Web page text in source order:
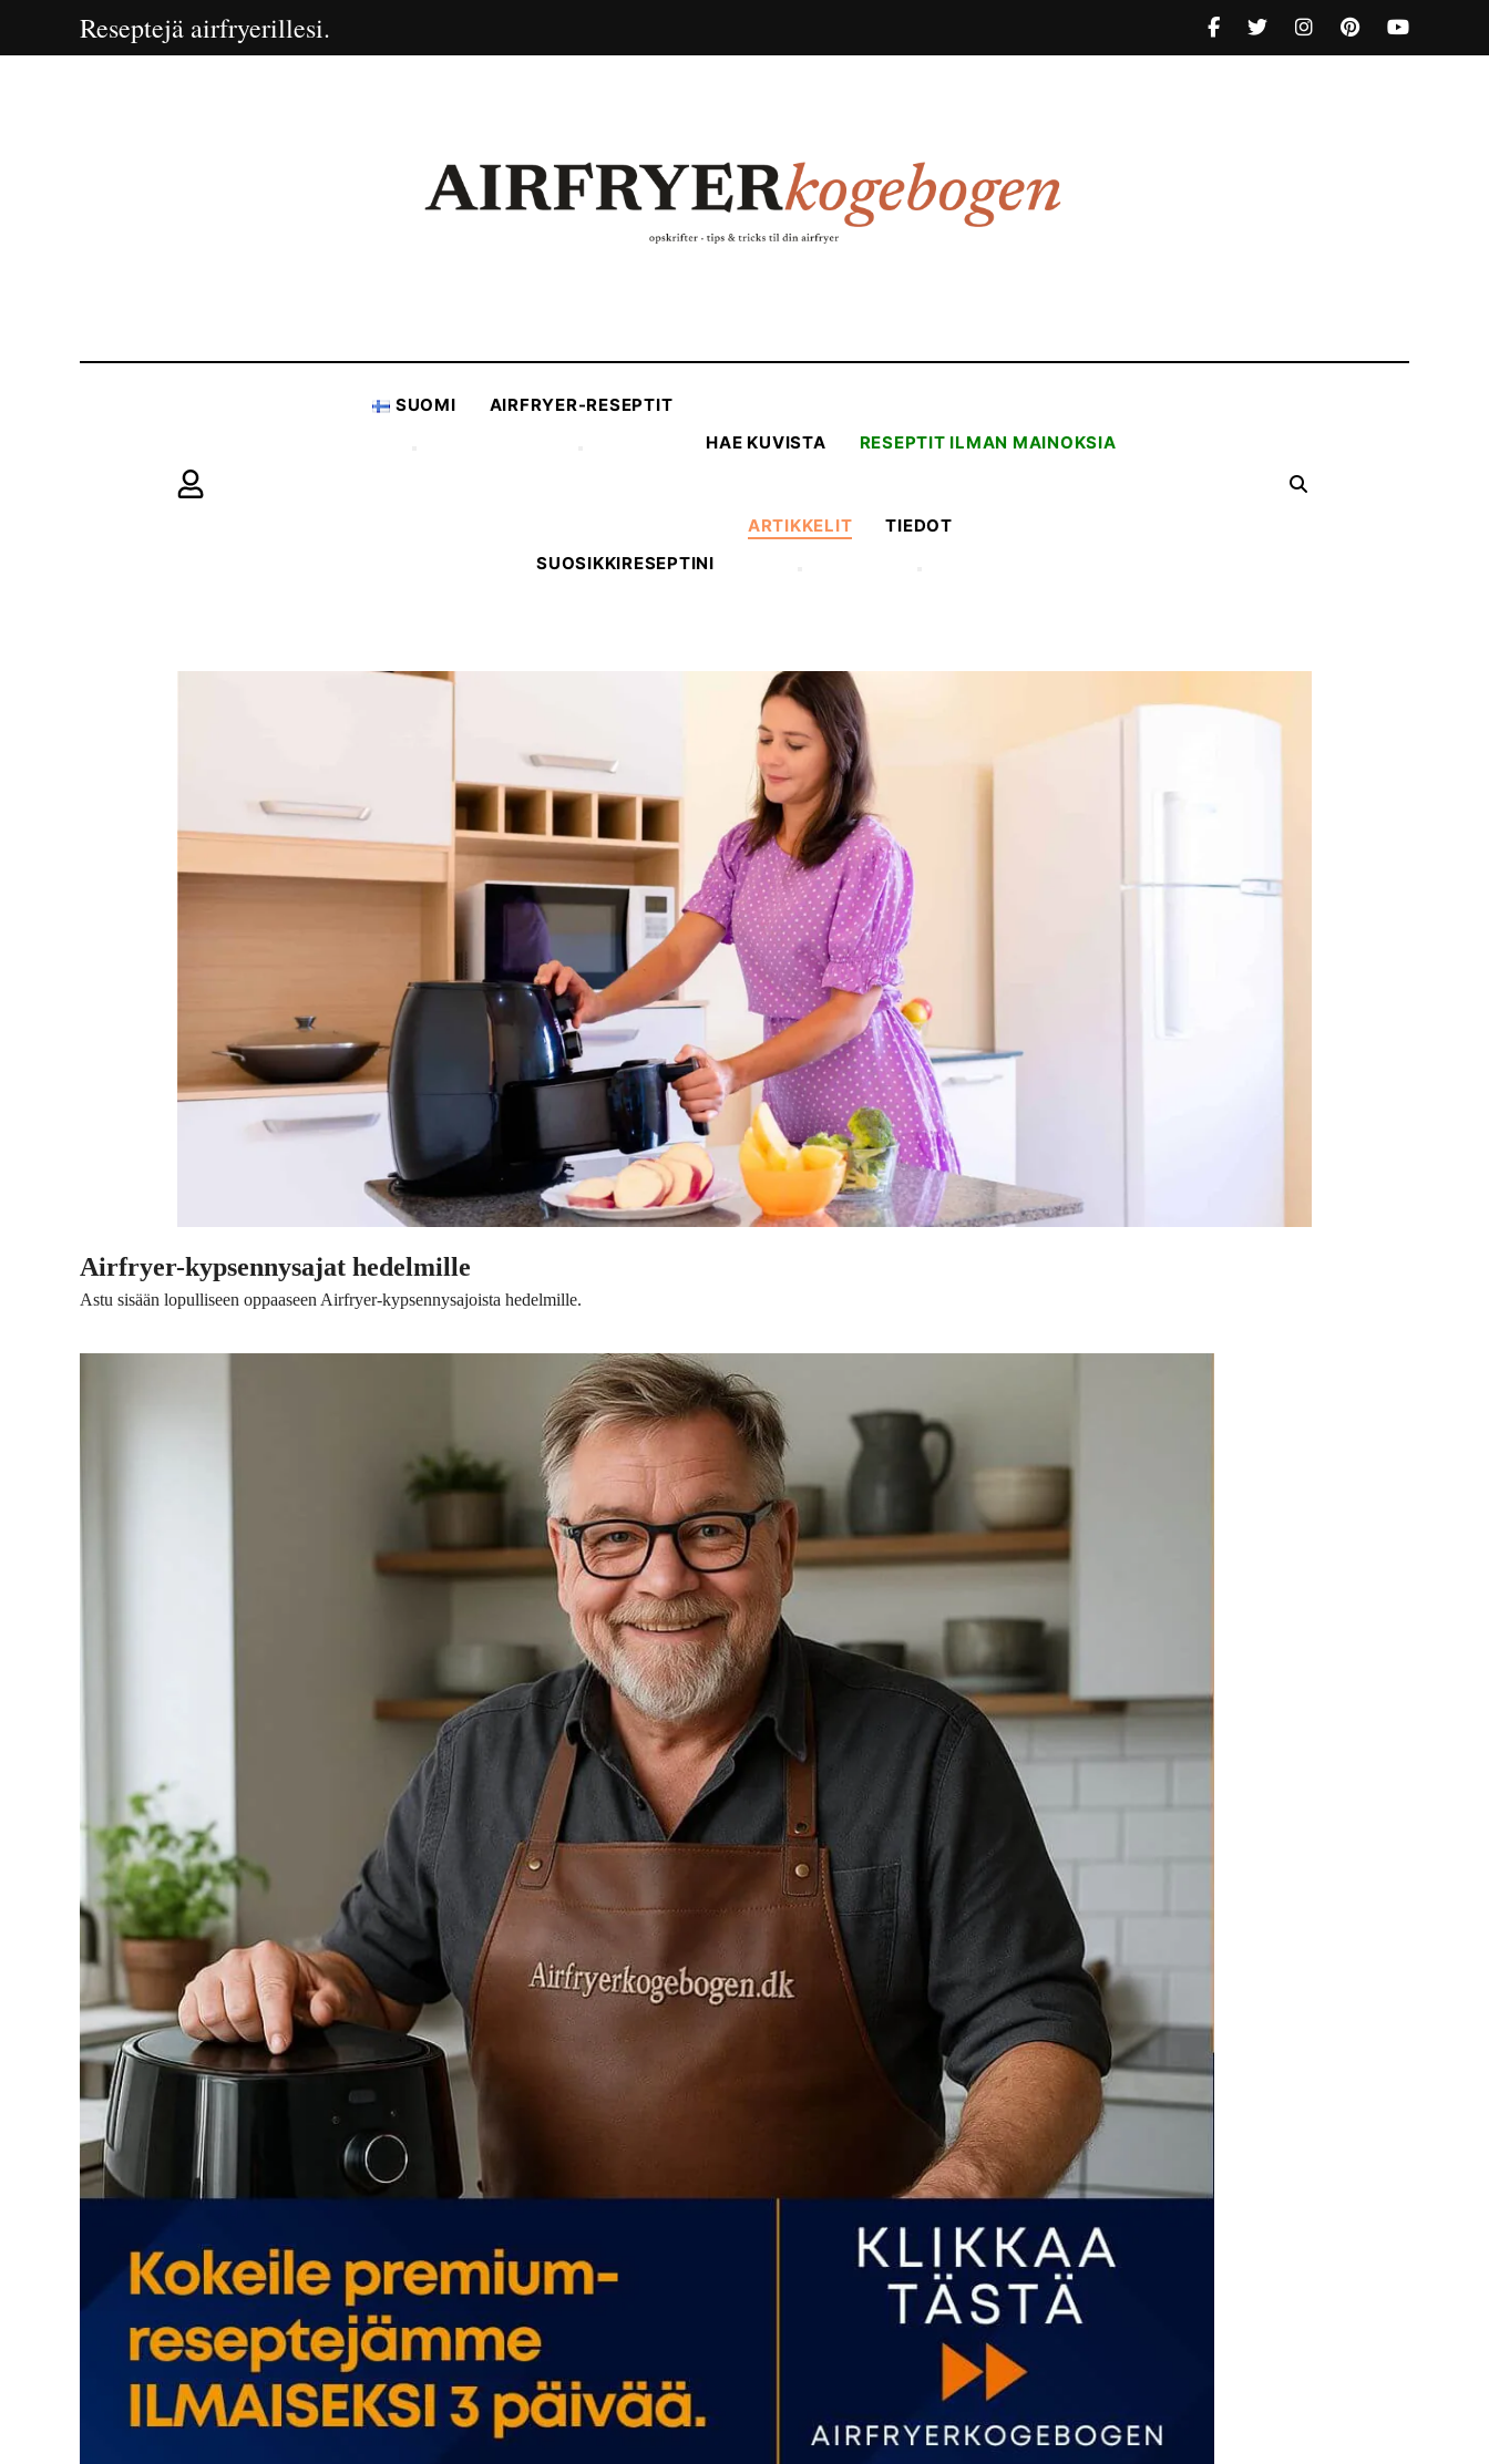
Reseptejä airfryerillesi.
SUOMI
AIRFRYER-RESEPTIT
HAE KUVISTA
RESEPTIT ILMAN MAINOKSIA
SUOSIKKIRESEPTINI
ARTIKKELIT TIEDOT
Airfryer-kypsennysajat hedelmille
Astu sisään lopulliseen oppaaseen Airfryer-kypsennysajoista hedelmille.